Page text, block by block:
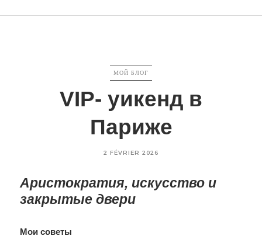
CATEGORIES
МОЙ БЛОГ
VIP- уикенд в
Париже
Posted
2 FÉVRIER 2026
Аристократия, искусство и
закрытые двери
Мои советы